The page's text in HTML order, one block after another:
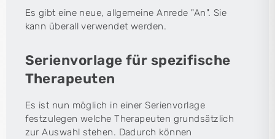
Es gibt eine neue, allgemeine Anrede "An". Sie
kann überall verwendet werden.
Serienvorlage für spezifische
Therapeuten
Es ist nun möglich in einer Serienvorlage
festzulegen welche Therapeuten grundsätzlich
zur Auswahl stehen. Dadurch können